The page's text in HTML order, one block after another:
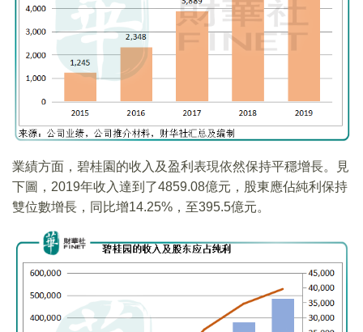
業績方面，碧桂園的收入及盈利表現依然保持平穩增長。見
下圖，2019年收入達到了4859.08億元，股東應佔純利保持
雙位數增長，同比增14.25%，至395.5億元。